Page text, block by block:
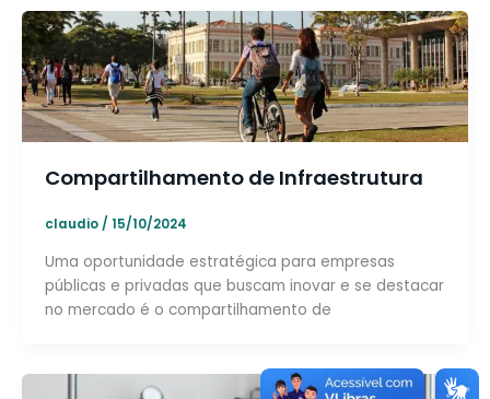
Compartilhamento de Infraestrutura
claudio/ 15/10/2024
Uma oportunidade estratégica para empresas
públicas e privadas que buscam inovar e se destacar
no mercado é o compartilhamento de